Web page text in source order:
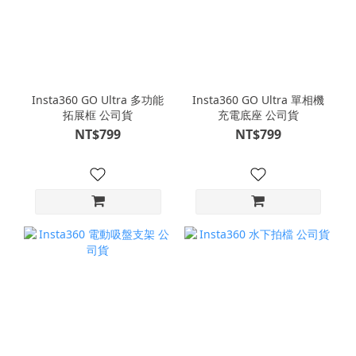
Insta360 GO Ultra 多功能
拓展框 公司貨
NT$799
Insta360 GO Ultra 單相機
充電底座 公司貨
NT$799